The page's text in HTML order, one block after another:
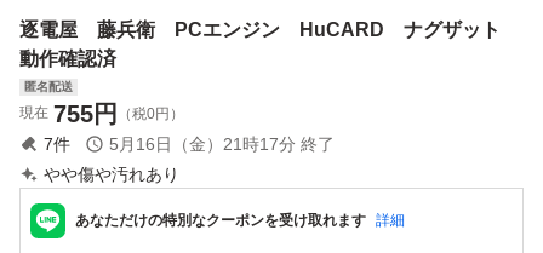
逐電屋 藤兵衛 PCエンジン HuCARD ナグザット
動作確認済
匿名配送
現在 755円 （税0円）
7件 5月16日（金）21時17分 終了
やや傷や汚れあり
あなただけの特別なクーポンを受け取れます 詳細